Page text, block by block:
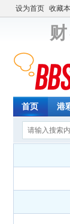
设为首页 收藏
财
首页 港